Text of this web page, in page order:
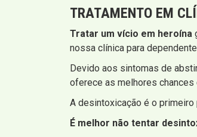
TRATAMENTO EM
Tratar um vício em heroína
nossa clínica para
Devido aos sintomas de
oferece as melhores chances
A desintoxicação é o primeiro
É melhor não tentar